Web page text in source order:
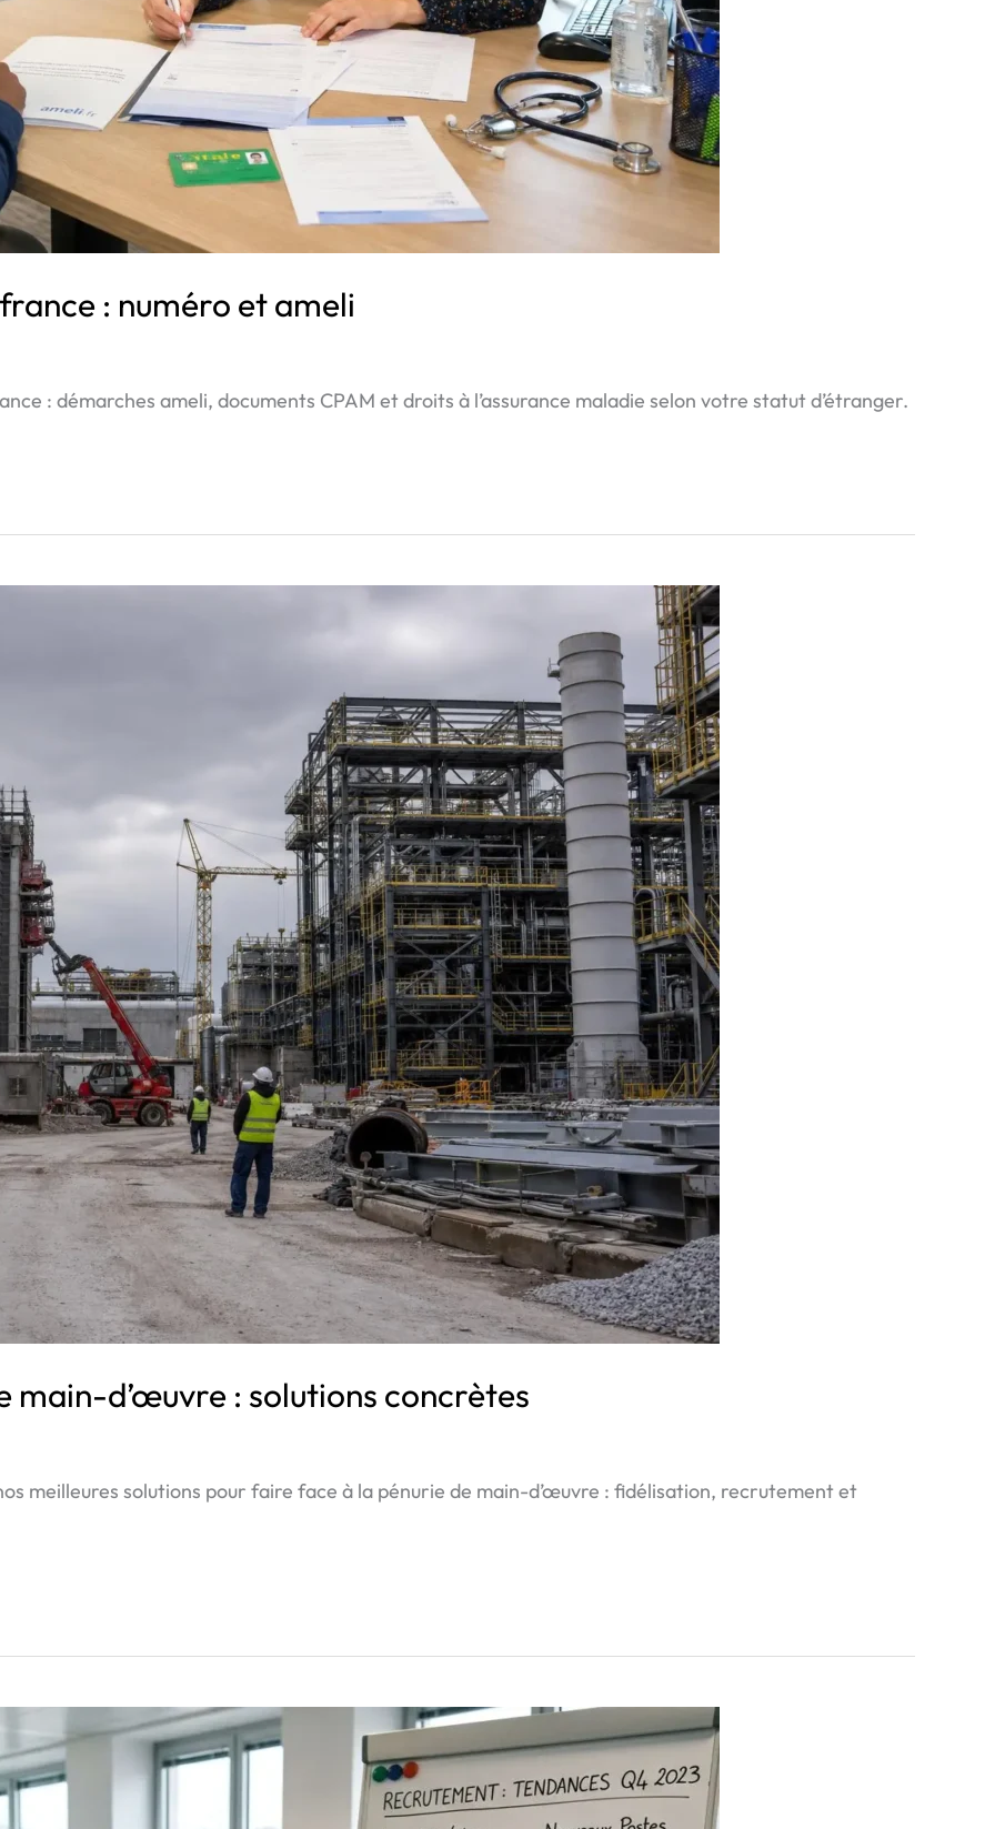
: numéro et ameli
: démarches ameli, documents CPAM et droits à l’assurance maladie selon votre statut d’étranger.
main-d’œuvre : solutions concrètes
meilleures solutions pour faire face à la pénurie de main-d’œuvre : fidélisation, recrutement et